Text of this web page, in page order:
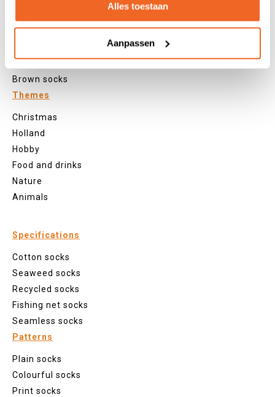
Alles toestaan
Aanpassen
Red socks
Brown socks
Themes
Christmas
Holland
Hobby
Food and drinks
Nature
Animals
Specifications
Cotton socks
Seaweed socks
Recycled socks
Fishing net socks
Seamless socks
Patterns
Plain socks
Colourful socks
Print socks